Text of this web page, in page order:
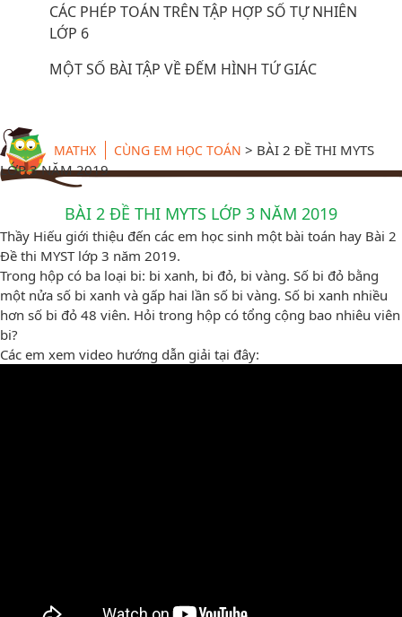
CÁC PHÉP TOÁN TRÊN TẬP HỢP SỐ TỰ NHIÊN
LỚP 6
MỘT SỐ BÀI TẬP VỀ ĐẾM HÌNH TỨ GIÁC
MATHX CÙNG EM HỌC TOÁN > BÀI 2 ĐỀ THI MYTS
LỚP 3 NĂM 2019
BÀI 2 ĐỀ THI MYTS LỚP 3 NĂM 2019
Thầy Hiếu giới thiệu đến các em học sinh một bài toán hay Bài 2
Đề thi MYST lớp 3 năm 2019.
Trong hộp có ba loại bi: bi xanh, bi đỏ, bi vàng. Số bi đỏ bằng
một nửa số bi xanh và gấp hai lần số bi vàng. Số bi xanh nhiều
hơn số bi đỏ 48 viên. Hỏi trong hộp có tổng cộng bao nhiêu viên
bi?
Các em xem video hướng dẫn giải tại đây: